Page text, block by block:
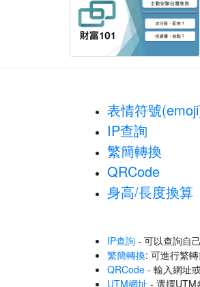
表情符號
IP查詢
繁簡轉換
QRCode
身高/長度換算
IP查詢 - 可以查詢自
繁簡轉換: 可進行繁
QRCode - 輸入網址
UTM網址 - 選擇UTM